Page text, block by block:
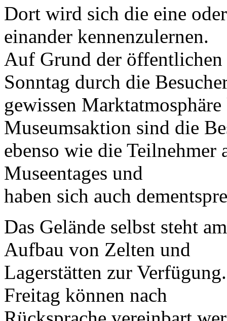
Dort wird sich die eine
einander kennenzulernen.
Auf Grund der öffentlichen
Sonntag durch die
gewissen
Museumsaktion sind die
ebenso wie die Teilnehmer
Museentages und
haben sich auch
Das Gelände selbst steht
Aufbau von Zelten und
Lagerstätten zur
Freitag können nach